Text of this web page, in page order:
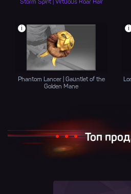
Storm Spirit | Virtuous Roar Hair
i
Phantom Lancer | Gauntlet of the
Golden Mane
i
Топ